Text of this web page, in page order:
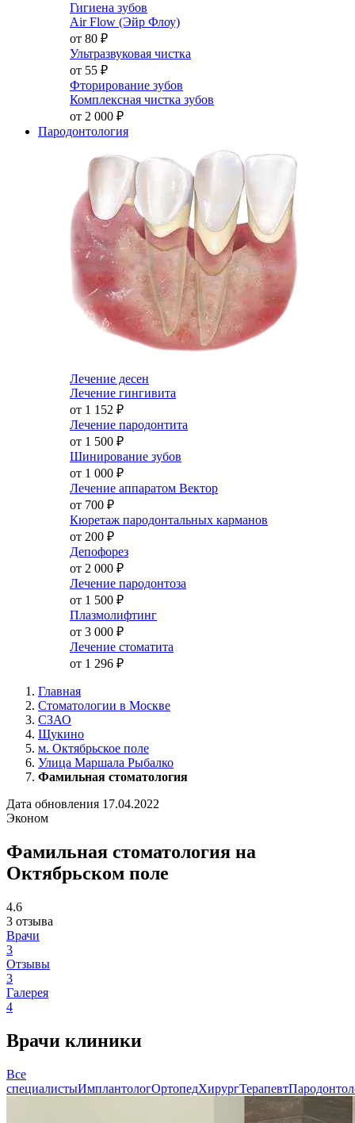
Гигиена зубов
Air Flow (Эйр Флоу)
от 80 ₽
Ультразвуковая чистка
от 55 ₽
Фторирование зубов
Комплексная чистка зубов
от 2 000 ₽
Пародонтология
Лечение десен
Лечение гингивита
от 1 152 ₽
Лечение пародонтита
от 1 500 ₽
Шинирование зубов
от 1 000 ₽
Лечение аппаратом Вектор
от 700 ₽
Кюретаж пародонтальных карманов
от 200 ₽
Депофорез
от 2 000 ₽
Лечение пародонтоза
от 1 500 ₽
Плазмолифтинг
от 3 000 ₽
Лечение стоматита
от 1 296 ₽
Главная
Стоматологии в Москве
СЗАО
Щукино
м. Октябрьское поле
Улица Маршала Рыбалко
Фамильная стоматология
Дата обновления 17.04.2022
Эконом
Фамильная стоматология на
Октябрьском поле
4.6
3 отзыва
Врачи
3
Отзывы
3
Галерея
4
Врачи клиники
Все
специалистыИмплантологОртопедХирургТерапевт